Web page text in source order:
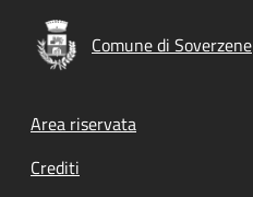
Comune di Soverzene
Footer menu
Area riservata
Crediti